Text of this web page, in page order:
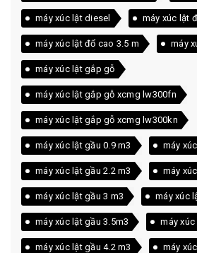
máy xúc lật diesel máy xúc lật
máy xúc lật đổ cao 3.5 m máy
máy xúc lật gắp gỗ
máy xúc lật gắp gỗ xcmg lw300fn
máy xúc lật gắp gỗ xcmg lw300kn
máy xúc lật gầu 0.9 m3 máy
máy xúc lật gầu 2.2 m3 máy
máy xúc lật gầu 3 m3 máy xúc
máy xúc lật gầu 3.5m3 máy
máy xúc lật gầu 4.2 m3 máy